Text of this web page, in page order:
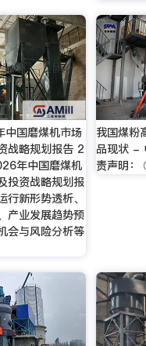
国磨煤机市场
战略规划报告 2
年中国磨煤机
投资战略规划报
行新形势透析、
产业发展趋势预
会与风险分析等
我国煤粉
品现状 -
责声明